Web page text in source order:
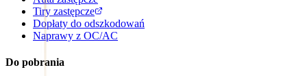
Tiry zastępcze
Dopłaty do odszkodowań
Naprawy z OC/AC
Do pobrania